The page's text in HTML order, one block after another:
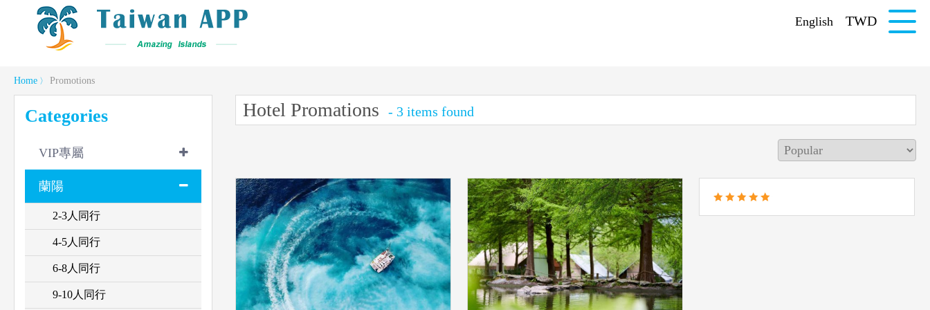
English TWD
Home 〉 Promotions
Categories
VIP專屬
蘭陽
2-3人同行
4-5人同行
6-8人同行
9-10人同行
Hotel Promations - 3 items found